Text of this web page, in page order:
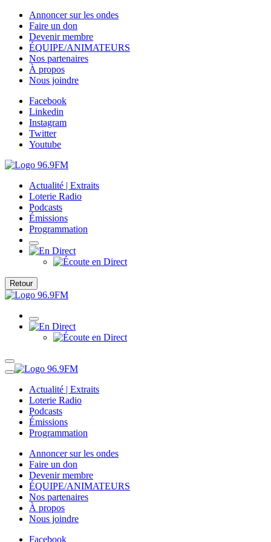
Annoncer sur les ondes
Faire un don
Devenir membre
ÉQUIPE/ANIMATEURS
Nos partenaires
À propos
Nous joindre
Facebook
Linkedin
Instagram
Twitter
Youtube
Actualité | Extraits
Loterie Radio
Podcasts
Émissions
Programmation
Retour
Actualité | Extraits
Loterie Radio
Podcasts
Émissions
Programmation
Annoncer sur les ondes
Faire un don
Devenir membre
ÉQUIPE/ANIMATEURS
Nos partenaires
À propos
Nous joindre
Facebook